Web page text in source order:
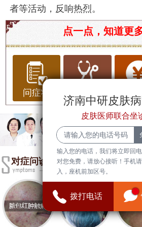
者等活动，反响热烈。
济南扁平疣医院推荐及相关知识
扁平疣是一种常见的皮肤病，主
（HPV）引起，通常表现为皮肤
周围皮肤相似或稍深的小丘疹。
年和年轻人，尤其是在面部、手
位。虽然扁平疣通常不会引起疼
观可能会对患者的心理造成困扰
交活动。
扁平疣的基本常识
扁平疣的传播途径主要是通过直
肤或通过共用物品（如毛巾、剃
于其潜伏期较长，感染者在不知
将病毒传播给他人。扁平疣的治
点一点，知道更
问症状
对症问诊
济南中研皮肤
皮肤医师联合坐
输入您的电话，我们将立即回
对您免费，请放心接听！手机
入，座机前加区号。
拨打电话